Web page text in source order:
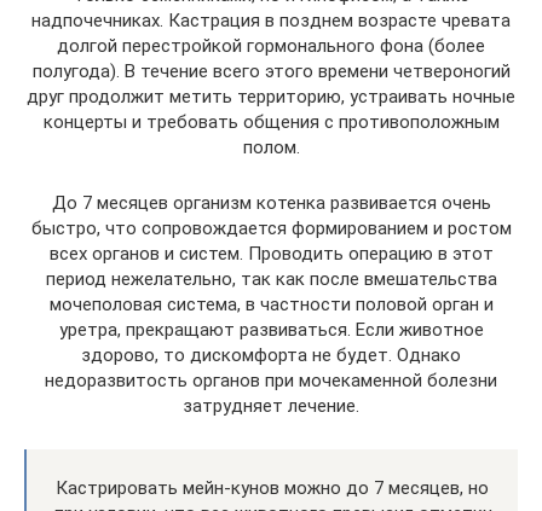
надпочечниках. Кастрация в позднем возрасте чревата
долгой перестройкой гормонального фона (более
полугода). В течение всего этого времени четвероногий
друг продолжит метить территорию, устраивать ночные
концерты и требовать общения с противоположным
полом.
До 7 месяцев организм котенка развивается очень
быстро, что сопровождается формированием и ростом
всех органов и систем. Проводить операцию в этот
период нежелательно, так как после вмешательства
мочеполовая система, в частности половой орган и
уретра, прекращают развиваться. Если животное
здорово, то дискомфорта не будет. Однако
недоразвитость органов при мочекаменной болезни
затрудняет лечение.
Кастрировать мейн-кунов можно до 7 месяцев, но